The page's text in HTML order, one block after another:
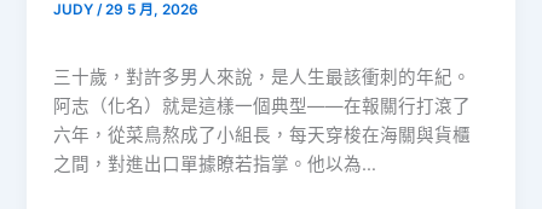
JUDY /29 5 月, 2026
三十歲，對許多男人來說，是人生最該衝刺的年紀。
阿志（化名）就是這樣一個典型——在報關行打滾了
六年，從菜鳥熬成了小組長，每天穿梭在海關與貨櫃
之間，對進出口單據瞭若指掌。他以為…